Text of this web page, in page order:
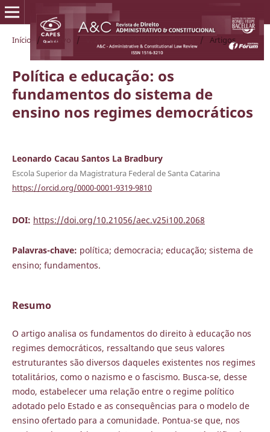
Início / Acervo / / Artigos
Política e educação: os
fundamentos do sistema de
ensino nos regimes democráticos
Leonardo Cacau Santos La Bradbury
Escola Superior da Magistratura Federal de Santa Catarina
https://orcid.org/0000-0001-9319-9810
DOI: https://doi.org/10.21056/aec.v25i100.2068
Palavras-chave: política; democracia; educação; sistema de
ensino; fundamentos.
Resumo
O artigo analisa os fundamentos do direito à educação nos
regimes democráticos, ressaltando que seus valores
estruturantes são diversos daqueles existentes nos regimes
totalitários, como o nazismo e o fascismo. Busca-se, desse
modo, estabelecer uma relação entre o regime político
adotado pelo Estado e as consequências para o modelo de
ensino ofertado para a comunidade. Pontua-se que, nos